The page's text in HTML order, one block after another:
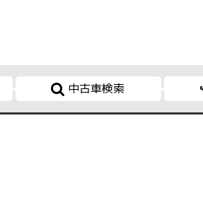
中古車検索